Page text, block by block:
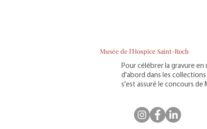
Musée de l'Hospice Saint-Roch
Pour célébrer la gravure
d'abord dans les
s'est assuré le concours de